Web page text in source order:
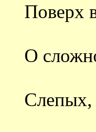
Поверх
О
Слепых,